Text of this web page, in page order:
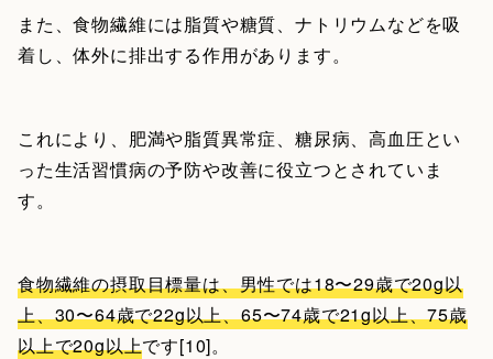
また、食物繊維には脂質や糖質、ナトリウムなどを吸
着し、体外に排出する作用があります。
これにより、肥満や脂質異常症、糖尿病、高血圧とい
った生活習慣病の予防や改善に役立つとされていま
す。
食物繊維の摂取目標量は、男性では18〜29歳で20g以
上、30〜64歳で22g以上、65〜74歳で21g以上、75歳
以上で20g以上です[10]。